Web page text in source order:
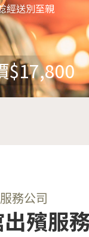
經送別至親
$17,800
務公司
殯服